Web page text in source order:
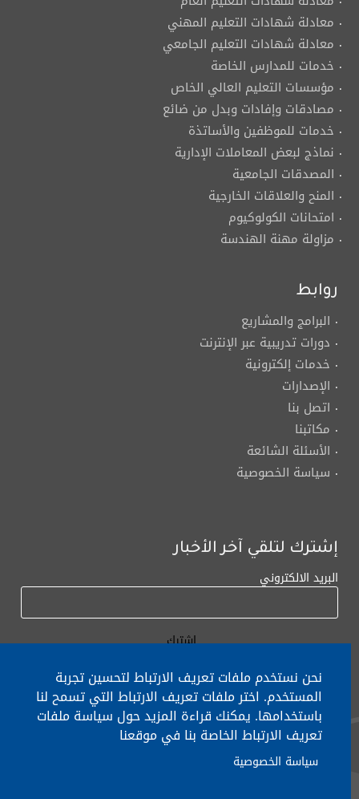
معادلة شهادات التعليم المهني
معادلة شهادات التعليم الجامعي
خدمات للمدارس الخاصة
مؤسسات التعليم العالي الخاص
مصادقات وإفادات وبدل من ضائع
خدمات للموظفين والأساتذة
نماذج لبعض المعاملات الإدارية
المصدقات الجامعية
المنح والعلاقات الخارجية
امتحانات الكولوكيوم
مزاولة مهنة الهندسة
روابط
البرامج والمشاريع
دورات تدريبية عبر الإنترنت
خدمات إلكترونية
الإصدارات
اتصل بنا
مكاتبنا
الأسئلة الشائعة
سياسة الخصوصية
إشترك لتلقي آخر الأخبار
البريد الالكتروني
لأي إستفسار الإتصال على: ٠١/٧٧٢٠٠٠
نحن نستخدم ملفات تعريف الارتباط لتحسين تجربة
المستخدم. اختر ملفات تعريف الارتباط التي تسمح لنا
باستخدامها. يمكنك قراءة المزيد حول سياسة ملفات
تعريف الارتباط الخاصة بنا في موقعنا
سياسة الخصوصية